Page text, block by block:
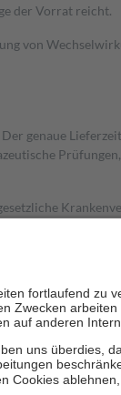
der Vorrat reicht.
von
genaue
fallen